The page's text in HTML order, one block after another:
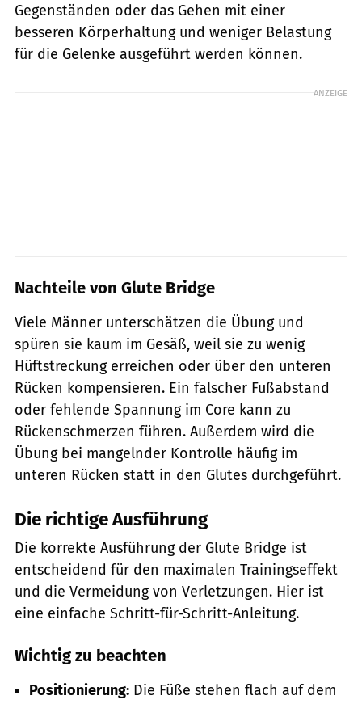
Gegenständen oder das Gehen mit einer
besseren Körperhaltung und weniger Belastung
für die Gelenke ausgeführt werden können.
ANZEIGE
Nachteile von Glute Bridge
Viele Männer unterschätzen die Übung und
spüren sie kaum im Gesäß, weil sie zu wenig
Hüftstreckung erreichen oder über den unteren
Rücken kompensieren. Ein falscher Fußabstand
oder fehlende Spannung im Core kann zu
Rückenschmerzen führen. Außerdem wird die
Übung bei mangelnder Kontrolle häufig im
unteren Rücken statt in den Glutes durchgeführt.
Die richtige Ausführung
Die korrekte Ausführung der Glute Bridge ist
entscheidend für den maximalen Trainingseffekt
und die Vermeidung von Verletzungen. Hier ist
eine einfache Schritt-für-Schritt-Anleitung.
Wichtig zu beachten
Positionierung: Die Füße stehen flach auf dem